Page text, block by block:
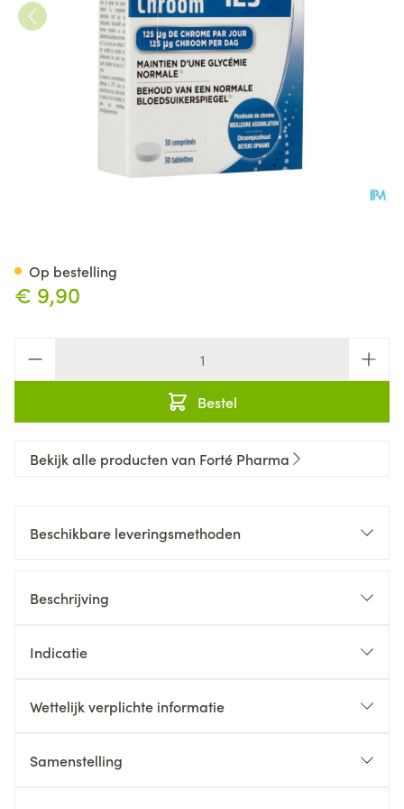
€ 9,90
Bestel
Op bestelling
Bekijk alle producten van Forté Pharma
Beschikbare leveringsmethoden
Beschrijving
Indicatie
Wettelijk verplichte informatie
Samenstelling